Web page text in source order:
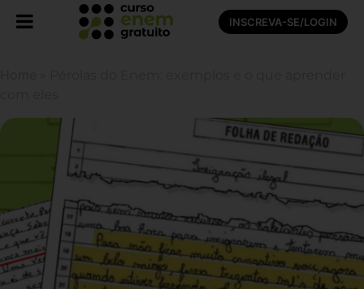
INSCREVA-SE/LOGIN